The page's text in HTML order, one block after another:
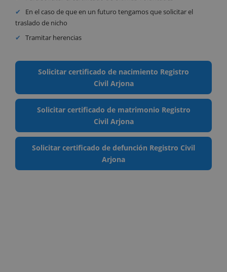
En el caso de que en un futuro tengamos que solicitar el
traslado de nicho
Tramitar herencias
Solicitar certificado de nacimiento Registro
Civil Arjona
Solicitar certificado de matrimonio Registro
Civil Arjona
Solicitar certificado de defunción Registro Civil
Arjona